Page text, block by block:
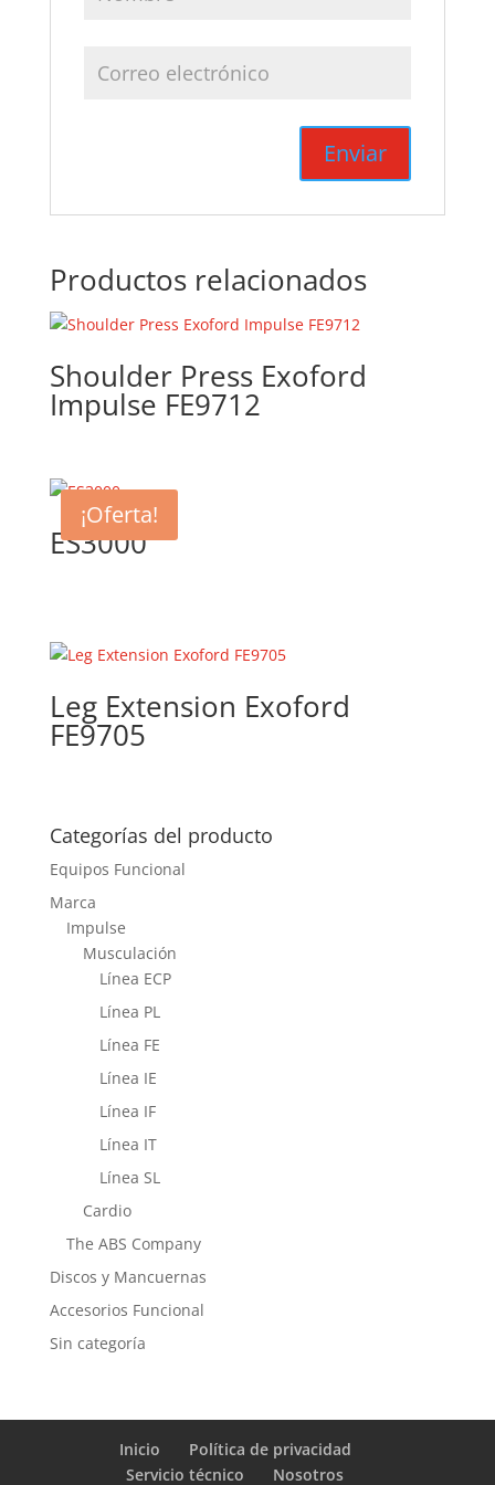
Productos relacionados
Shoulder Press Exoford
Impulse FE9712
¡Oferta!
ES3000
era:
es:
Leg Extension Exoford
FE9705
Categorías del producto
Equipos Funcional
Marca
Impulse
Musculación
Línea ECP
Línea PL
Línea FE
Línea IE
Línea IF
Línea IT
Línea SL
Cardio
The ABS Company
Discos y Mancuernas
Accesorios Funcional
Sin categoría
Inicio
Política de privacidad
Servicio técnico
Nosotros